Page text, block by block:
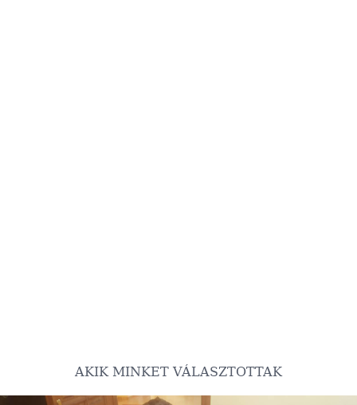
AKIK MINKET VÁLASZTOTTAK